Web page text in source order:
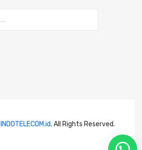
INDOTELECOM.id. All Rights Reserved.